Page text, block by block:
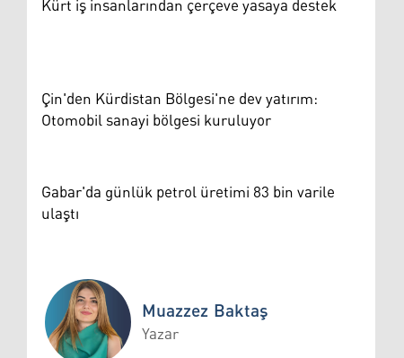
Çin'den Kürdistan Bölgesi'ne dev yatırım:
Otomobil sanayi bölgesi kuruluyor
Gabar'da günlük petrol üretimi 83 bin varile
ulaştı
Muazzez Baktaş
Yazar